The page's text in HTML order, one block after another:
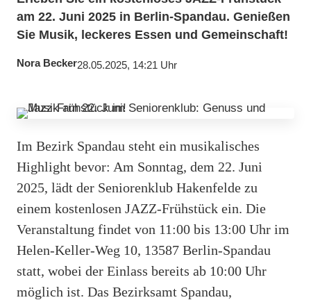
am 22. Juni 2025 in Berlin-Spandau. Genießen
Sie Musik, leckeres Essen und Gemeinschaft!
Nora Becker28.05.2025, 14:21 Uhr
Im Bezirk Spandau steht ein musikalisches
Highlight bevor: Am Sonntag, dem 22. Juni
2025, lädt der Seniorenklub Hakenfelde zu
einem kostenlosen JAZZ-Frühstück ein. Die
Veranstaltung findet von 11:00 bis 13:00 Uhr im
Helen-Keller-Weg 10, 13587 Berlin-Spandau
statt, wobei der Einlass bereits ab 10:00 Uhr
möglich ist. Das Bezirksamt Spandau,